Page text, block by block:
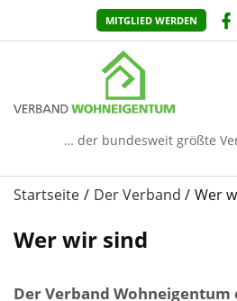
MITGLIED WERDEN
… der bundesweit größte
Startseite Der Verband Wer
Wer wir sind
Der Verband Wohneigentum